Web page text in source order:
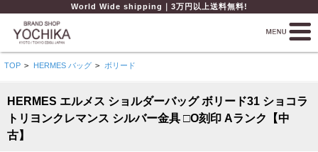
World Wide shipping｜3万円以上送料無料!
TOP > HERMES バッグ > ボリード
HERMES エルメス ショルダーバッグ ボリード31 ショコラ
トリヨンクレマンス シルバー金具 □O刻印 Aランク【中
古】